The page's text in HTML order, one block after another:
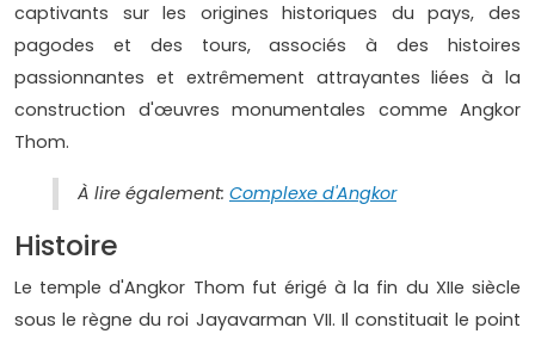
captivants sur les origines historiques du pays, des
pagodes et des tours, associés à des histoires
passionnantes et extrêmement attrayantes liées à la
construction d'œuvres monumentales comme Angkor
Thom.
À lire également: Complexe d'Angkor
Histoire
Le temple d'Angkor Thom fut érigé à la fin du XIIe siècle
sous le règne du roi Jayavarman VII. Il constituait le point